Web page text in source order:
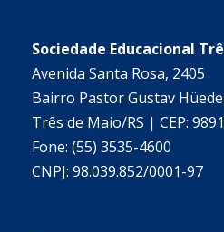
Sociedade Educacional
Avenida Santa Rosa, 2405
Bairro Pastor Gustav
Três de Maio/RS | CEP:
Fone: (55) 3535-4600
CNPJ: 98.039.852/0001-97